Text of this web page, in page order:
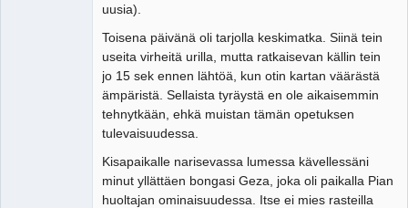
uusia).
Toisena päivänä oli tarjolla keskimatka. Siinä tein
useita virheitä urilla, mutta ratkaisevan källin tein
jo 15 sek ennen lähtöä, kun otin kartan väärästä
ämpäristä. Sellaista tyräystä en ole aikaisemmin
tehnytkään, ehkä muistan tämän opetuksen
tulevaisuudessa.
Kisapaikalle narisevassa lumessa kävellessäni
minut yllättäen bongasi Geza, joka oli paikalla Pian
huoltajan ominaisuudessa. Itse ei mies rasteilla